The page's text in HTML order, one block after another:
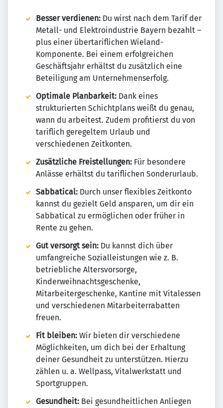
Besser verdienen: Du wirst nach dem Tarif der
Metall- und Elektroindustrie Bayern bezahlt –
plus einer übertariflichen Wieland-
Komponente. Bei einem erfolgreichen
Geschäftsjahr erhältst du zusätzlich eine
Beteiligung am Unternehmenserfolg.
Optimale Planbarkeit: Dank eines
strukturierten Schichtplans weißt du genau,
wann du arbeitest. Zudem profitierst du von
tariflich geregeltem Urlaub und
verschiedenen Zeitkonten.
Zusätzliche Freistellungen: Für besondere
Anlässe erhältst du tariflichen Sonderurlaub.
Sabbatical: Durch unser flexibles Zeitkonto
kannst du gezielt Geld ansparen, um dir ein
Sabbatical zu ermöglichen oder früher in
Rente zu gehen.
Gut versorgt sein: Du kannst dich über
umfangreiche Sozialleistungen wie z. B.
betriebliche Altersvorsorge,
Kinderweihnachtsgeschenke,
Mitarbeitergeschenke, Kantine mit Vitalessen
und verschiedenen Mitarbeiterrabatten
freuen.
Fit bleiben: Wir bieten dir verschiedene
Möglichkeiten, um dich bei der Erhaltung
deiner Gesundheit zu unterstützen. Hierzu
zählen u. a. Wellpass, Vitalwerkstatt und
Sportgruppen.
Gesundheit: Bei gesundheitlichen Anliegen